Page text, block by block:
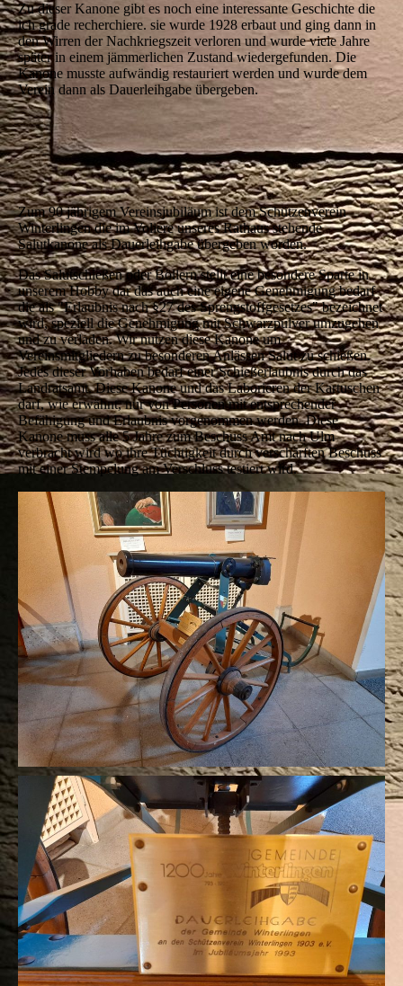
Zu dieser Kanone gibt es noch eine interessante Geschichte die
ich grade recherchiere. sie wurde 1928 erbaut und ging dann in
den Wirren der Nachkriegszeit verloren und wurde viele Jahre
später in einem jämmerlichen Zustand wiedergefunden. Die
Kanone musste aufwändig restauriert werden und wurde dem
Verein dann als Dauerleihgabe übergeben.
Zum 90 jährigem Vereinsjubiläum ist dem Schützenverein
Winterlingen die im Voliere unseres Rathaus stehende
Salutkanone als Dauerleihgabe übergeben worden.
Das Salutschießen oder Böllern stellt eine besondere Sparte in
unserem Hobby dar das auch eine eigene Genehmigung bedarf
die als "Erlaubnis nach §27 des Sprengstoffgesetzes" bezeichnet
wird, speziell die Genehmigung mit Schwarzpulver umzugehen
und zu verladen. Wir nutzen diese Kanone um
Vereinsmitgliedern zu besonderen Anlässen Salut zu schießen.
Jedes dieser Vorhaben bedarf einer Schießerlaubnis durch das
Landratsamt. Diese Kanone und das Laborieren der Kartuschen
darf, wie erwähnt, nur von Personen mit entsprechender
Befähigung und Erlaubnis vorgenommen werden. Diese
Kanone muss alle 5 Jahre zum Beschuss Amt nach Ulm
verbracht wird wo ihre Tüchtigkeit durch verschärften Beschuss
mit einer Stempelung am Verschluss testiert wird.